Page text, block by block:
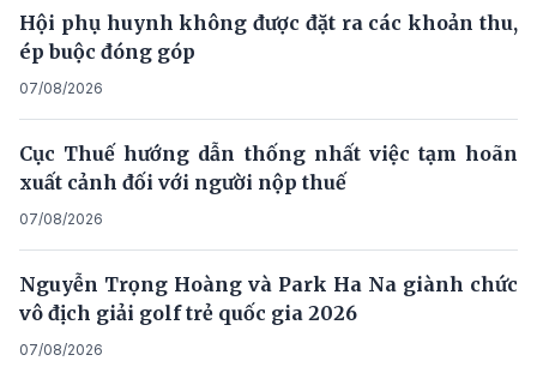
Hội phụ huynh không được đặt ra các khoản thu,
ép buộc đóng góp
07/08/2026
Cục Thuế hướng dẫn thống nhất việc tạm hoãn
xuất cảnh đối với người nộp thuế
07/08/2026
Nguyễn Trọng Hoàng và Park Ha Na giành chức
vô địch giải golf trẻ quốc gia 2026
07/08/2026